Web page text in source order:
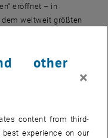
eröffnet – in
weltweit größten
Motorsteuerung nicht
viele einzelne
„Ein elektronisches
völlig unmöglich“,
other
×
content from third-
experience on our